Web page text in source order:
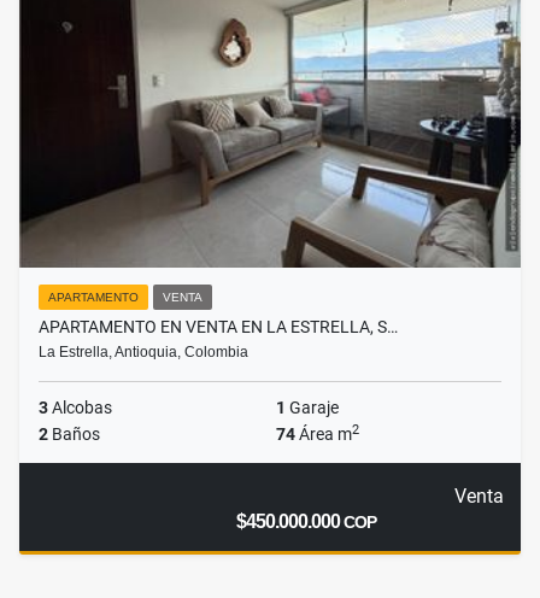
APARTAMENTO VENTA
APARTAMENTO EN VENTA EN LA ESTRELLA, S…
La Estrella, Antioquia, Colombia
3Alcobas 1 Garaje
2 Baños 74Área m2
Venta
$450.000.000COP